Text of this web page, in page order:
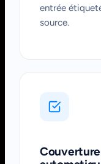
entrée
source.